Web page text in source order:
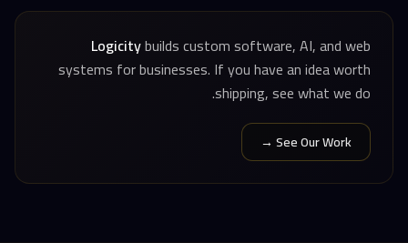
Logicitybuilds custom software, AI, and web
systems for businesses. If you have an idea worth
shipping, see what we do.
See Our Work →